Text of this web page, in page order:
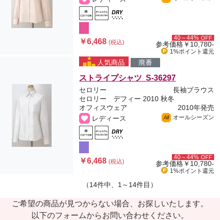
￥6,468(税込)
40～44% OFF
参考価格￥10,780-
1%ポイント 還元
人気商品 廃番
ストライプシャツ S-36297
セロリー
長袖ブラウス
セロリー デフィー 2010 秋冬
オフィスウェア
2010年発売
レディース
All オールシーズン
￥6,468(税込)
40～44% OFF
参考価格￥10,780-
1%ポイント 還元
（14件中、1～14件目）
ご希望の商品が見つからない場合、お探しいたします。
以下のフォームからお問い合わせください。